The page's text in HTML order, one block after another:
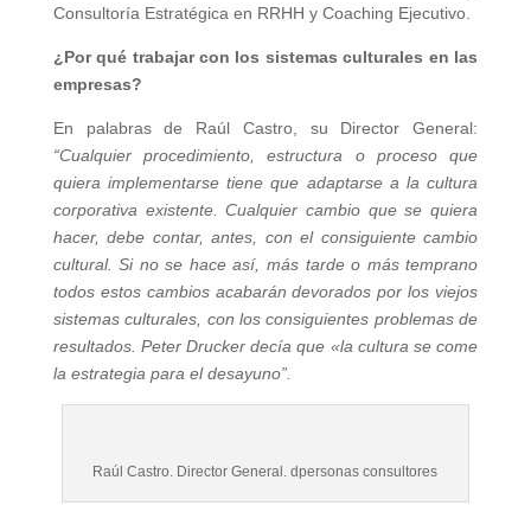
Consultoría Estratégica en RRHH y Coaching Ejecutivo.
¿Por qué trabajar con los sistemas culturales en las
empresas?
En palabras de Raúl Castro, su Director General:
“Cualquier procedimiento, estructura o proceso que
quiera implementarse tiene que adaptarse a la cultura
corporativa existente. Cualquier cambio que se quiera
hacer, debe contar, antes, con el consiguiente cambio
cultural. Si no se hace así, más tarde o más temprano
todos estos cambios acabarán devorados por los viejos
sistemas culturales, con los consiguientes problemas de
resultados. Peter Drucker decía que «la cultura se come
la estrategia para el desayuno”.
Raúl Castro. Director General. dpersonas consultores